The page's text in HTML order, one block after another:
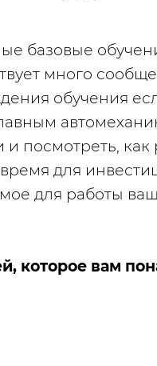
базовые
много
обучения
и посмотреть, как
для
для работы
которое вам